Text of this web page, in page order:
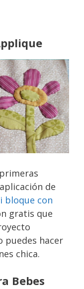
de
bloque con
gratis que
puedes hacer
chica.
Bebes